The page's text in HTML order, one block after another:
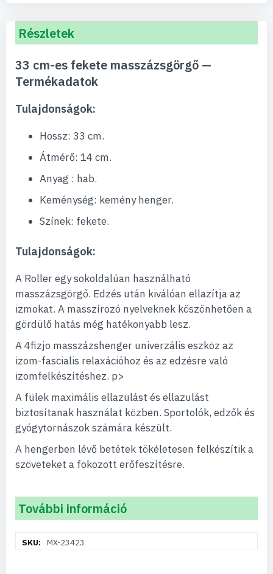
Részletek
33 cm-es fekete masszázsgörgő —
Termékadatok
Tulajdonságok:
Hossz: 33 cm.
Átmérő: 14 cm.
Anyag : hab.
Keménység: kemény henger.
Színek: fekete.
Tulajdonságok:
A Roller egy sokoldalúan használható
masszázsgörgő. Edzés után kiválóan ellazítja az
izmokat. A masszírozó nyelveknek köszönhetően a
gördülő hatás még hatékonyabb lesz.
A 4fizjo masszázshenger univerzális eszköz az
izom-fascialis relaxációhoz és az edzésre való
izomfelkészítéshez. p>
A fülek maximális ellazulást és ellazulást
biztosítanak használat közben. Sportolók, edzők és
gyógytornászok számára készült.
A hengerben lévő betétek tökéletesen felkészítik a
szöveteket a fokozott erőfeszítésre.
További információ
információMX-23423